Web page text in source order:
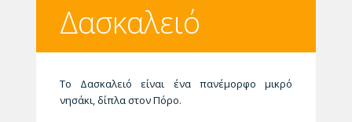
Δασκαλειό
Το Δασκαλειό είναι ένα πανέμορφο μικρό
νησάκι, δίπλα στον Πόρο.